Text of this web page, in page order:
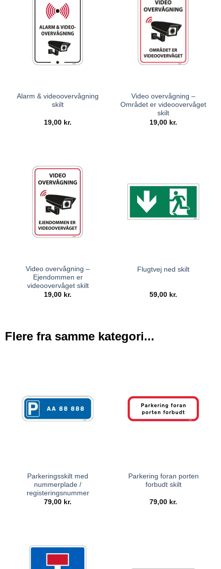
Alarm & videoovervågning
skilt
19,00 kr.
Video overvågning –
Området er videoovervåget
skilt
19,00 kr.
Video overvågning –
Ejendommen er
videoovervåget skilt
19,00 kr.
Flugtvej ned skilt
59,00 kr.
Flere fra samme kategori...
Parkeringsskilt med
nummerplade /
registeringsnummer
79,00 kr.
Parkering foran porten
forbudt skilt
79,00 kr.